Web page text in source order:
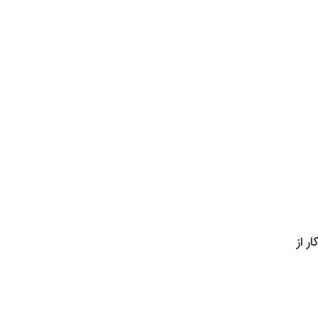
است. این کار از